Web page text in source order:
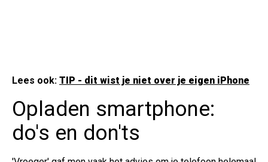
Lees ook: TIP - dit wist je niet over je eigen iPhone
Opladen smartphone:
do's en don'ts